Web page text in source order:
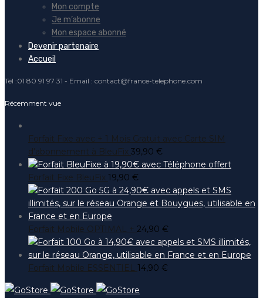
Mon compte
Je m’abonne
Mon espace abonné
Devenir partenaire
Accueil
Tél :01 80 91 97 31 - Email : contact@france-telephone.com
Récemment vue
Forfait Fixe avec + 1 Mois Gratuit avec Carte SIM
d'abonnement à BleuFix 39,90 €
Forfait Fixe BleuFix 19,90 €
Forfait Mobile OPTIMAL + 24,90 €
Forfait Mobile ESSENTIEL 14,90 €